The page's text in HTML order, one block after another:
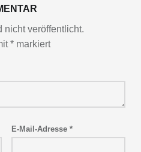
nicht veröffentlicht.
*markiert
E-Mail-Adresse *